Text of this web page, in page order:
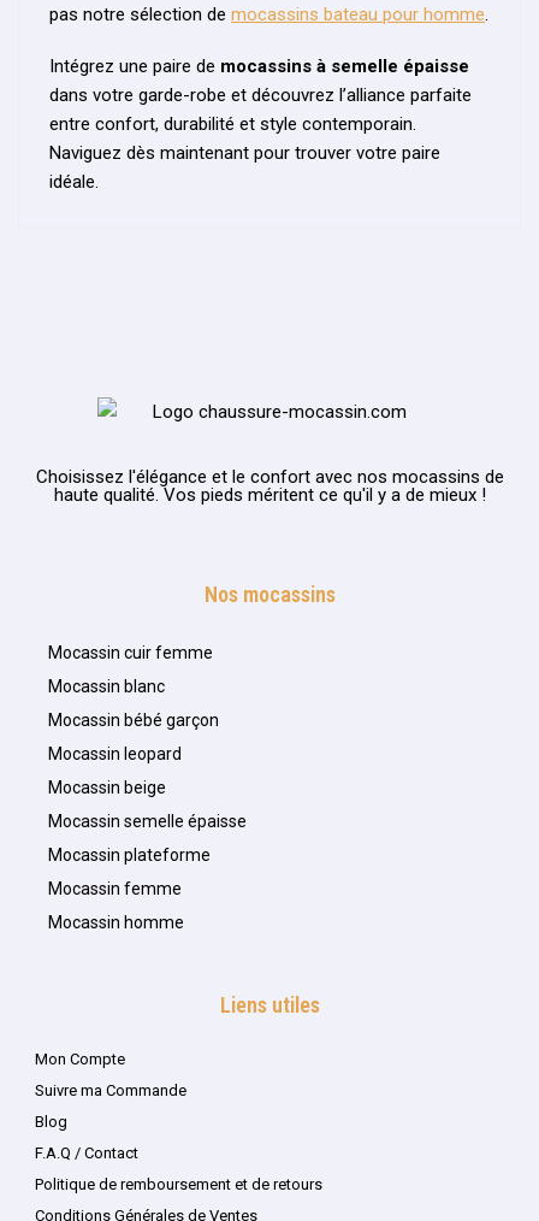
pas notre sélection de mocassins bateau pour homme
Intégrez une paire de mocassins à semelle épaisse
dans votre garde-robe et découvrez l’alliance parfaite
entre confort, durabilité et style contemporain.
Naviguez dès maintenant pour trouver votre paire
idéale.
Choisissez l'élégance et le confort avec nos mocassins de
haute qualité. Vos pieds méritent ce qu'il y a de mieux !
Nos mocassins
Mocassin cuir femme
Mocassin blanc
Mocassin bébé garçon
Mocassin leopard
Mocassin beige
Mocassin semelle épaisse
Mocassin plateforme
Mocassin femme
Mocassin homme
Liens utiles
Mon Compte
Suivre ma Commande
Blog
F.A.Q / Contact
Politique de remboursement et de retours
Conditions Générales de Ventes